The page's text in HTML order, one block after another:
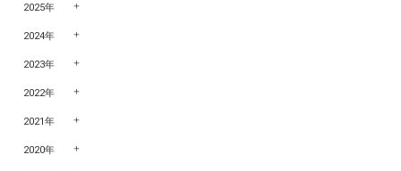
2025年
2024年
2023年
2022年
2021年
2020年